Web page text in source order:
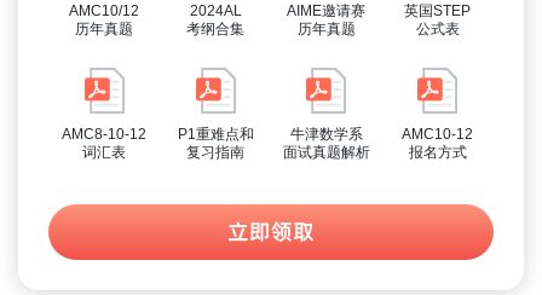
AMC10/12
历年真题
2024AL
考纲合集
AIME邀请赛
历年真题
英国STEP
公式表
AMC8-10-12
词汇表
P1重难点和
复习指南
牛津数学系
面试真题解析
AMC10-12
报名方式
立即领取